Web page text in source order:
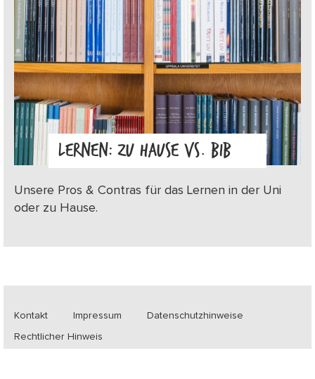
LERNEN: ZU HAUSE VS. BIB
Unsere Pros & Contras für das Lernen in der Uni
oder zu Hause.
Kontakt Impressum Datenschutzhinweise
Rechtlicher Hinweis